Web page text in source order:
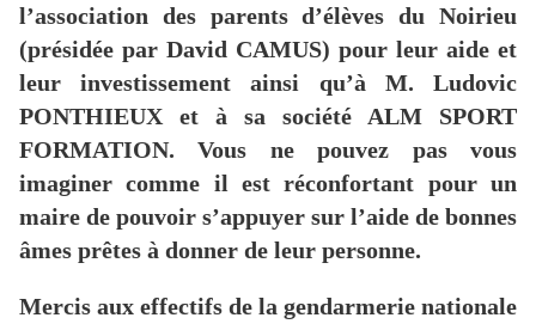
l’association des parents d’élèves du Noirieu
(présidée par David CAMUS) pour leur aide et
leur investissement ainsi qu’à M. Ludovic
PONTHIEUX et à sa société ALM SPORT
FORMATION. Vous ne pouvez pas vous
imaginer comme il est réconfortant pour un
maire de pouvoir s’appuyer sur l’aide de bonnes
âmes prêtes à donner de leur personne.
Mercis aux effectifs de la gendarmerie nationale